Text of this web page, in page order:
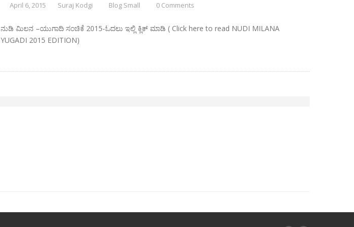
April 6, 2015 Suraj Kodgi Blog Small 0 Comments
ನುಡಿ ಮಿಲನ –ಯುಗಾದಿ ಸಂಚಿಕೆ 2015-ಓದಲು ಇಲ್ಲಿ ಕ್ಲಿಕ್ ಮಾಡಿ ( Click here to read NUDI MILANA
YUGADI 2015 EDITION)